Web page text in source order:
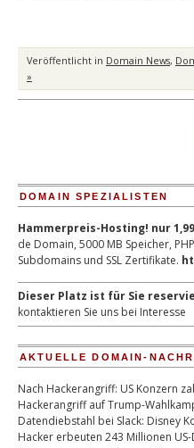
Veröffentlicht in Domain News,
»
DOMAIN SPEZIALISTEN
Hammerpreis-Hosting! nur
de Domain, 5000 MB Speicher,
Subdomains und SSL Zertifikate.
Dieser Platz ist für Sie
kontaktieren Sie uns bei Interesse
AKTUELLE DOMAIN-
Nach Hackerangriff: US Konzern
Hackerangriff auf Trump-
Datendiebstahl bei Slack: Disney
Hacker erbeuten 243 Millionen